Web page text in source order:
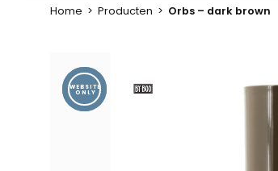
Home > Producten > Orbs – dark brown
WEBSITE
ONLY